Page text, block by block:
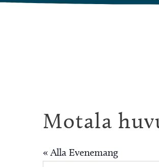
Motala
« Alla Evenemang